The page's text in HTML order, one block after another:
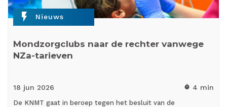
flash_on Nieuws
Mondzorgclubs naar de rechter vanwege
NZa-tarieven
18 jun 2026 timer 4 min
De KNMT gaat in beroep tegen het besluit van de